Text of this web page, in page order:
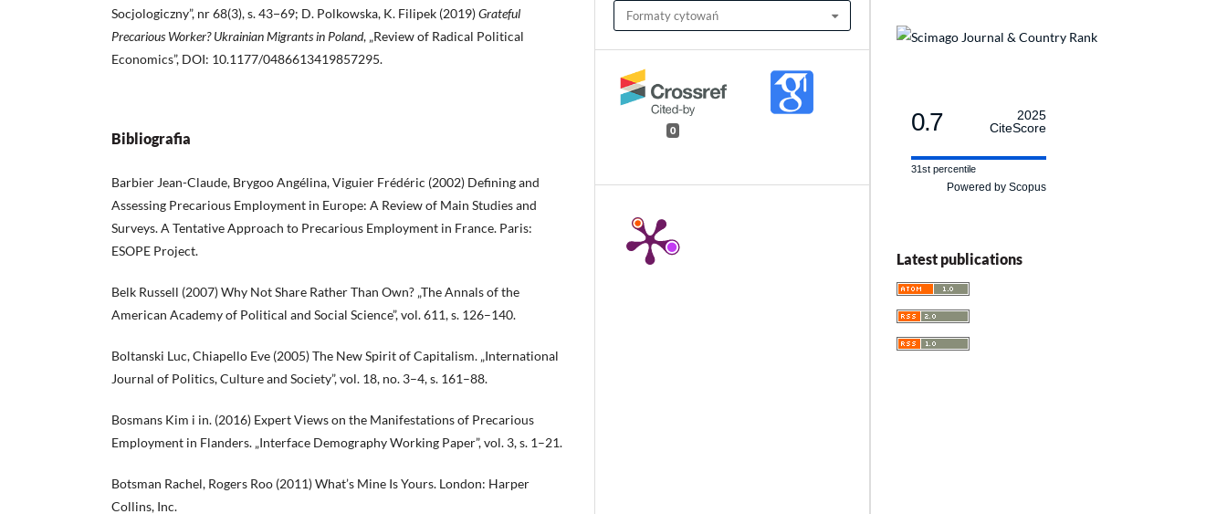
Socjologiczny”, nr 68(3), s. 43−69; D. Polkowska, K. Filipek (2019)Grateful
Precarious Worker? Ukrainian Migrants in Poland, „Review of Radical Political
Economics”, DOI: 10.1177/0486613419857295.
Bibliografia
Barbier Jean-Claude, Brygoo Angélina, Viguier Frédéric (2002) Defining and
Assessing Precarious Employment in Europe: A Review of Main Studies and
Surveys. A Tentative Approach to Precarious Employment in France. Paris:
ESOPE Project.
Belk Russell (2007) Why Not Share Rather Than Own? „The Annals of the
American Academy of Political and Social Science”, vol. 611, s. 126–140.
Boltanski Luc, Chiapello Eve (2005) The New Spirit of Capitalism. „International
Journal of Politics, Culture and Society”, vol. 18, no. 3–4, s. 161–88.
Bosmans Kim i in. (2016) Expert Views on the Manifestations of Precarious
Employment in Flanders. „Interface Demography Working Paper”, vol. 3, s. 1–21.
Botsman Rachel, Rogers Roo (2011) What’s Mine Is Yours. London: Harper
Collins, Inc.
Formaty cytowań
0 0.7
2025
CiteScore
31st percentile
Powered by Scopus
Latest publications